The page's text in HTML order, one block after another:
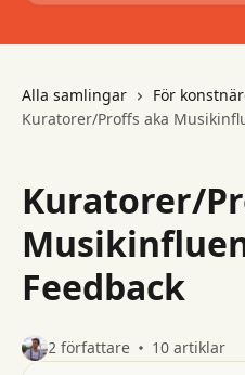
Alla samlingar
För
Kuratorer/Proffs aka
Kuratorer/
Feedback
2 författare 10 artiklar